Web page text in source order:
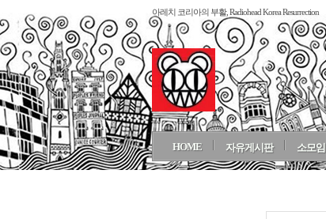
아레치 코리아의 부활, Radiohead Korea Resurrection
HOME 자유게시판 소모임